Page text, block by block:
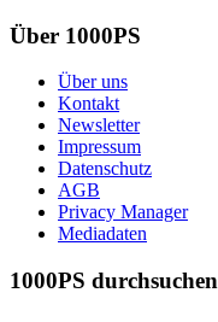
Über 1000PS
Über uns
Kontakt
Newsletter
Impressum
Datenschutz
AGB
Privacy Manager
Mediadaten
1000PS durchsuchen